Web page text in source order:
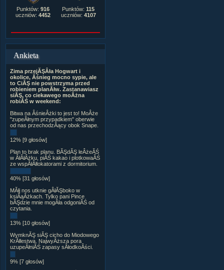
Punktów: 916
uczniów: 4452
Punktów: 115
uczniów: 4107
Ankieta
Zima przejĂŞÂła Hogwart i
okolice, Âśnieg mocno sypie, ale
to CiĂŞ nie powstrzyma przed
robieniem planĂłw. Zastanawiasz
siĂŞ, co ciekawego moÂżna
robiĂŚ w weekend:
Bitwa na ÂśnieÂżki to jest to! MoÂże
"zupeÂłnym przypadkiem" oberwie
od nas przechodzÂący obok Snape.
12% [9 głosów]
Plan to brak planu. BĂŞdĂŞ leÂżeĂŚ
w ÂłĂłÂżku, piĂŚ kakao i plotkowaĂŚ
ze wspĂłÂłlokatorami z dormitorium.
40% [31 głosów]
MĂłj nos utknie gÂłĂŞboko w
ksiÂąÂżkach. Tylko pani Pince
bĂŞdzie mnie mogÂła odgoniĂŚ od
czytania.
13% [10 głosów]
WymknĂŞ siĂŞ cicho do Miodowego
KrĂłlestwa. NajwyÂższa pora
uzupeÂłniĂŚ zapasy sÂłodkoÂści.
9% [7 głosów]